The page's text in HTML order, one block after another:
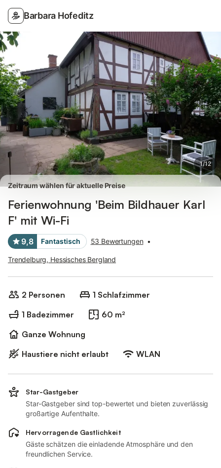
Barbara Hofeditz
1/12
Bilder Ausstattung Bewertungen
Zeitraum wählen für aktuelle Preise
Ferienwohnung 'Beim Bildhauer Karl
F' mit Wi-Fi
9,8 Fantastisch 53 Bewertungen •
Trendelburg, Hessisches Bergland
2 Personen
1 Schlafzimmer
1 Badezimmer
60 m²
Ganze Wohnung
Haustiere nicht erlaubt
WLAN
Star-Gastgeber
Star-Gastgeber sind top-bewertet und bieten zuverlässig
großartige Aufenthalte.
Hervorragende Gastlichkeit
Gäste schätzen die einladende Atmosphäre und den
freundlichen Service.